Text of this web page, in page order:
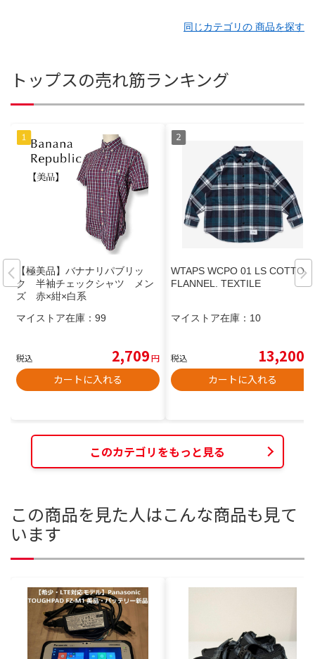
同じカテゴリの 商品を探す
トップスの売れ筋ランキング
【極美品】バナナリパブリッ
ク 半袖チェックシャツ メン
ズ 赤×紺×白系
マイストア在庫： 99
税込 2,709円
カートに入れる
WTAPS WCPO 01 LS COTTON
FLANNEL. TEXTILE
マイストア在庫： 10
税込 13,200
カートに入れる
このカテゴリをもっと見る
この商品を見た人はこんな商品も見て
います